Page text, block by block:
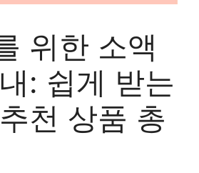
위한 소액
: 쉽게 받는
천 상품 총